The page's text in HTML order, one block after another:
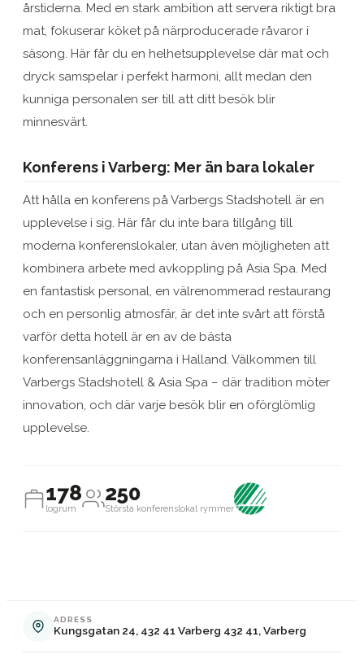
årstiderna. Med en stark ambition att servera riktigt bra
mat, fokuserar köket på närproducerade råvaror i
säsong. Här får du en helhetsupplevelse där mat och
dryck samspelar i perfekt harmoni, allt medan den
kunniga personalen ser till att ditt besök blir
minnesvärt.
Konferens i Varberg: Mer än bara lokaler
Att hålla en konferens på Varbergs Stadshotell är en
upplevelse i sig. Här får du inte bara tillgång till
moderna konferenslokaler, utan även möjligheten att
kombinera arbete med avkoppling på Asia Spa. Med
en fantastisk personal, en välrenommerad restaurang
och en personlig atmosfär, är det inte svårt att förstå
varför detta hotell är en av de bästa
konferensanläggningarna i Halland. Välkommen till
Varbergs Stadshotell & Asia Spa – där tradition möter
innovation, och där varje besök blir en oförglömlig
upplevelse.
178
logrum
250
Största konferenslokal rymmer
ADRESS
Kungsgatan 24, 432 41 Varberg 432 41, Varberg